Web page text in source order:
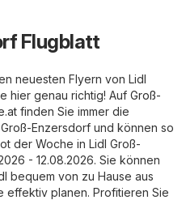
Flugblatt
neuesten Flyern von Lidl
hier genau richtig! Auf Groß-
finden Sie immer die
Enzersdorf und können so
der Woche in Lidl Groß-
- 12.08.2026. Sie können
bequem von zu Hause aus
effektiv planen. Profitieren Sie